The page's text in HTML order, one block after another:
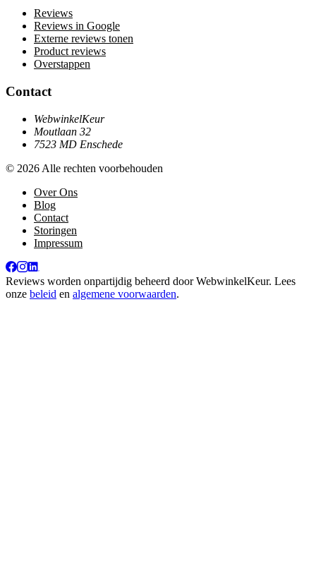
Reviews
Reviews in Google
Externe reviews tonen
Product reviews
Overstappen
Contact
WebwinkelKeur
Moutlaan 32
7523 MD Enschede
© 2026 Alle rechten voorbehouden
Over Ons
Blog
Contact
Storingen
Impressum
Reviews worden onpartijdig beheerd doorWebwinkelKeur. Lees
onze beleid en algemene voorwaarden.